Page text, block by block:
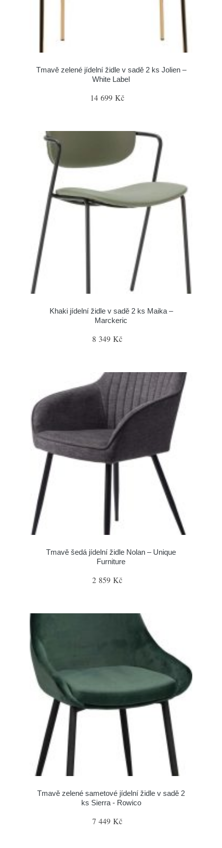
Tmavě zelené jídelní židle v sadě 2 ks Jolien –
White Label
14 699 Kč
Khaki jídelní židle v sadě 2 ks Maika –
Marckeric
8 349 Kč
Tmavě šedá jídelní židle Nolan – Unique
Furniture
2 859 Kč
Tmavě zelené sametové jídelní židle v sadě 2
ks Sierra - Rowico
7 449 Kč